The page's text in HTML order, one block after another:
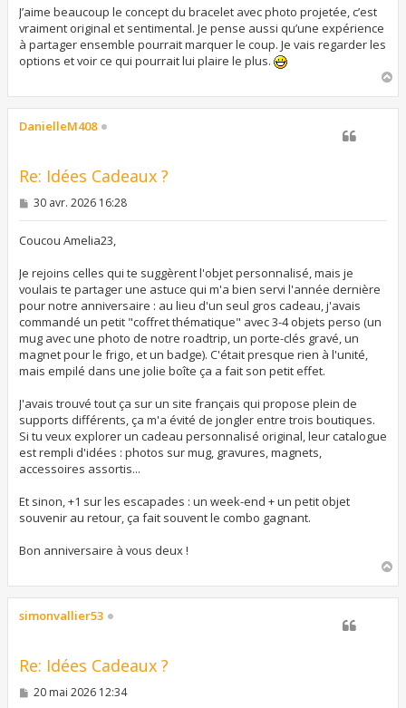
s
a
g
e
J’aime beaucoup le concept du bracelet avec photo projetée, c’est
vraiment original et sentimental. Je pense aussi qu’une expérience
à partager ensemble pourrait marquer le coup. Je vais regarder les
options et voir ce qui pourrait lui plaire le plus.
u
DanielleM408
Re: Idées Cadeaux ?
M
s
e
30 avr. 2026 16:28
Coucou Amelia23,
Je rejoins celles qui te suggèrent l'objet personnalisé, mais je
voulais te partager une astuce qui m'a bien servi l'année dernière
pour notre anniversaire : au lieu d'un seul gros cadeau, j'avais
commandé un petit "coffret thématique" avec 3-4 objets perso (un
mug avec une photo de notre roadtrip, un porte-clés gravé, un
magnet pour le frigo, et un badge). C'était presque rien à l'unité,
mais empilé dans une jolie boîte ça a fait son petit effet.
J'avais trouvé tout ça sur un site français qui propose plein de
supports différents, ça m'a évité de jongler entre trois boutiques.
Si tu veux explorer un cadeau personnalisé original, leur catalogue
est rempli d'idées : photos sur mug, gravures, magnets,
accessoires assortis...
Et sinon, +1 sur les escapades : un week-end + un petit objet
souvenir au retour, ça fait souvent le combo gagnant.
Bon anniversaire à vous deux !
u
simonvallier53
Re: Idées Cadeaux ?
M
20 mai 2026 12:34